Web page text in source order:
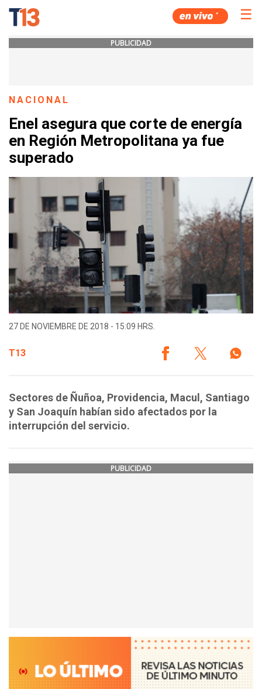
☰
PUBLICIDAD
NACIONAL
Enel asegura que corte de energía
en Región Metropolitana ya fue
superado
27 DE NOVIEMBRE DE 2018 - 15:09 HRS.
T13
Sectores de Ñuñoa, Providencia, Macul, Santiago
y San Joaquín habían sido afectados por la
interrupción del servicio.
PUBLICIDAD